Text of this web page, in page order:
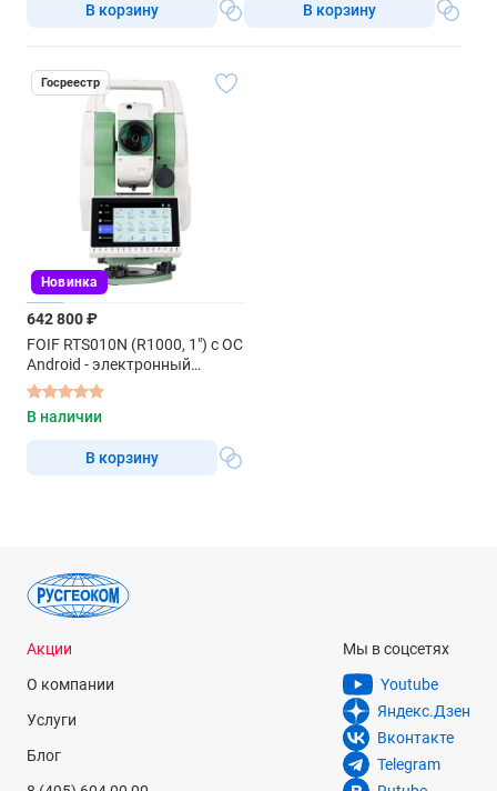
В корзину
В корзину
Госреестр
Новинка
642 800 ₽
FOIF RTS010N (R1000, 1") с ОС
Android - электронный
тахеометр
В наличии
В корзину
Акции
О компании
Услуги
Блог
Мы в соцсетях
Youtube
Яндекс.Дзен
Вконтакте
Telegram